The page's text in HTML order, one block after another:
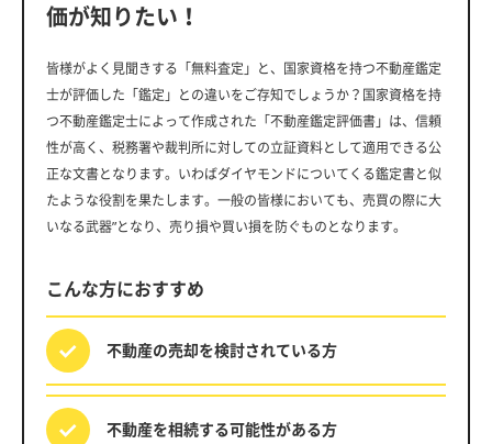
価が知りたい！
皆様がよく見聞きする「無料査定」と、国家資格を持つ不動産鑑定
士が評価した「鑑定」との違いをご存知でしょうか？国家資格を持
つ不動産鑑定士によって作成された「不動産鑑定評価書」は、信頼
性が高く、税務署や裁判所に対しての立証資料として適用できる公
正な文書となります。いわばダイヤモンドについてくる鑑定書と似
たような役割を果たします。一般の皆様においても、売買の際に大
いなる武器”となり、売り損や買い損を防ぐものとなります。
こんな方におすすめ
不動産の売却を検討されている方
不動産を相続する可能性がある方